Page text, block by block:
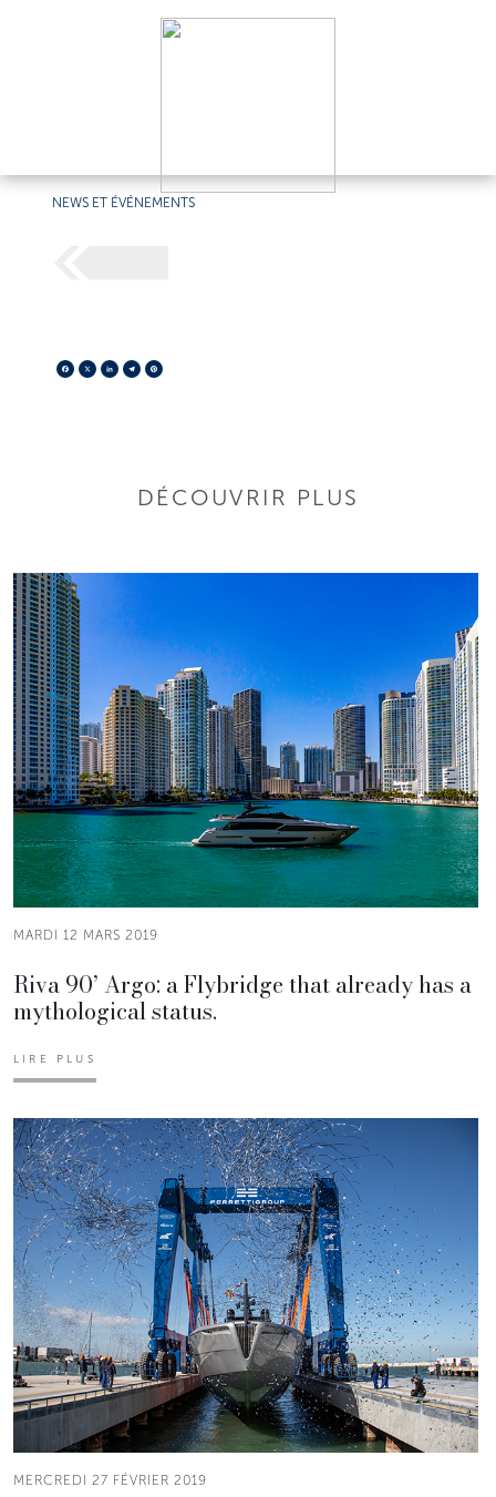
NEWS ET ÉVÉNEMENTS
Facebook
X LinkedIn
Telegram
DÉCOUVRIR PLUS
MARDI 12 MARS 2019
Riva 90’ Argo: a Flybridge that already has a
mythological status.
LIRE PLUS
MERCREDI 27 FÉVRIER 2019